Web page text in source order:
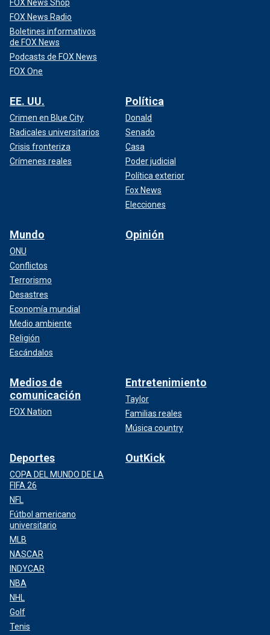
FOX News Shop
FOX News Radio
Boletines informativos
de FOX News
Podcasts de FOX News
FOX One
EE. UU.
Crimen en Blue City
Radicales universitarios
Crisis fronteriza
Crímenes reales
Política
Donald
Senado
Casa
Poder judicial
Política exterior
Fox News
Elecciones
Mundo
ONU
Conflictos
Terrorismo
Desastres
Economía mundial
Medio ambiente
Religión
Escándalos
Opinión
Medios de
comunicación
FOX Nation
Entretenimiento
Taylor
Familias reales
Música country
Deportes
COPA DEL MUNDO DE LA
FIFA 26
NFL
Fútbol americano
universitario
MLB
NASCAR
INDYCAR
NBA
NHL
Golf
Tenis
OutKick